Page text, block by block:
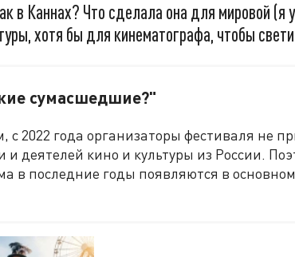
в Каннах? Что сделала она для мировой (я
хотя бы для кинематографа, чтобы
сумасшедшие?"
с 2022 года организаторы фестиваля не
и деятелей кино и культуры из России.
в последние годы появляются в